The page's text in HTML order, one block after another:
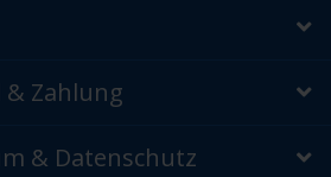
& Zahlung
& Datenschutz